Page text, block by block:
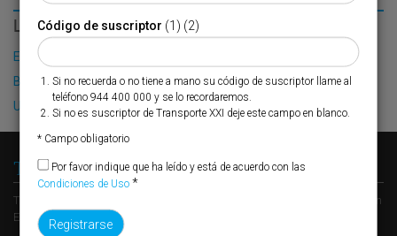
LO MÁS LEÍDO
El Puerto de Valencia crecerá en oferta ro-pax
BCN Port Innovation, al servicio de la mejora operativa
Una verdad poliédrica
Transporte XXI
Transporte XXI es el periódico de referencia del transporte y la logística en
España, perteneciente al Grupo XXI de Comunicación Empresarial.
Código de suscriptor (1) (2)
Si no recuerda o no tiene a mano su código de suscriptor llame al
teléfono 944 400 000 y se lo recordaremos.
Si no es suscriptor de Transporte XXI deje este campo en blanco.
* Campo obligatorio
Por favor indique que ha leído y está de acuerdo con las
Condiciones de Uso *